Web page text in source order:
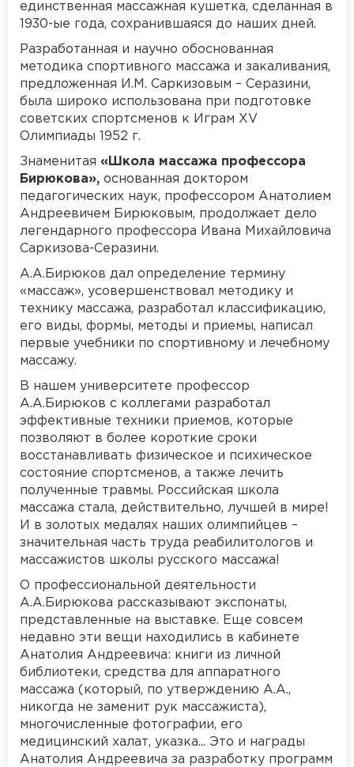
единственная массажная кушетка, сделанная в
1930-ые года, сохранившаяся до наших дней.
Разработанная и научно обоснованная
методика спортивного массажа и закаливания,
предложенная И.М. Саркизовым – Серазини,
была широко использована при подготовке
советских спортсменов к Играм XV
Олимпиады 1952 г.
Знаменитая «Школа массажа профессора
Бирюкова», основанная доктором
педагогических наук, профессором Анатолием
Андреевичем Бирюковым, продолжает дело
легендарного профессора Ивана Михайловича
Саркизова-Серазини.
А.А.Бирюков дал определение термину
«массаж», усовершенствовал методику и
технику массажа, разработал классификацию,
его виды, формы, методы и приемы, написал
первые учебники по спортивному и лечебному
массажу.
В нашем университете профессор
А.А.Бирюков с коллегами разработал
эффективные техники приемов, которые
позволяют в более короткие сроки
восстанавливать физическое и психическое
состояние спортсменов, а также лечить
полученные травмы. Российская школа
массажа стала, действительно, лучшей в мире!
И в золотых медалях наших олимпийцев –
значительная часть труда реабилитологов и
массажистов школы русского массажа!
О профессиональной деятельности
А.А.Бирюкова рассказывают экспонаты,
представленные на выставке. Еще совсем
недавно эти вещи находились в кабинете
Анатолия Андреевича: книги из личной
библиотеки, средства для аппаратного
массажа (который, по утверждению А.А.,
никогда не заменит рук массажиста),
многочисленные фотографии, его
медицинский халат, указка... Это и награды
Анатолия Андреевича за разработку программ